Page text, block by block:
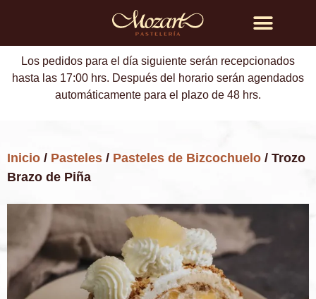
Los pedidos para el día siguiente serán recepcionados
hasta las 17:00 hrs. Después del horario serán agendados
automáticamente para el plazo de 48 hrs.
Inicio / Pasteles / Pasteles de Bizcochuelo / Trozo
Brazo de Piña